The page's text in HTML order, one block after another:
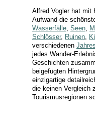
Alfred Vogler hat mit
Aufwand die
Wasserfälle, Seen,
Schlösser, Ruinen,
verschiedenen
jedes Wander-
Geschichten
beigefügten
einzigartige
die keinen Vergleich
Tourismusregionen